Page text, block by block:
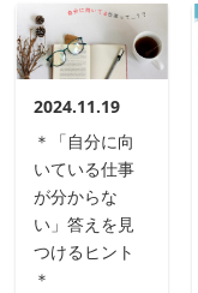
2024.11.19
＊「自分に向
いている仕事
が分からな
い」答えを見
つけるヒント
＊